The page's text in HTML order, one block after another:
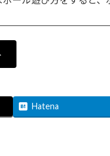
Hatena